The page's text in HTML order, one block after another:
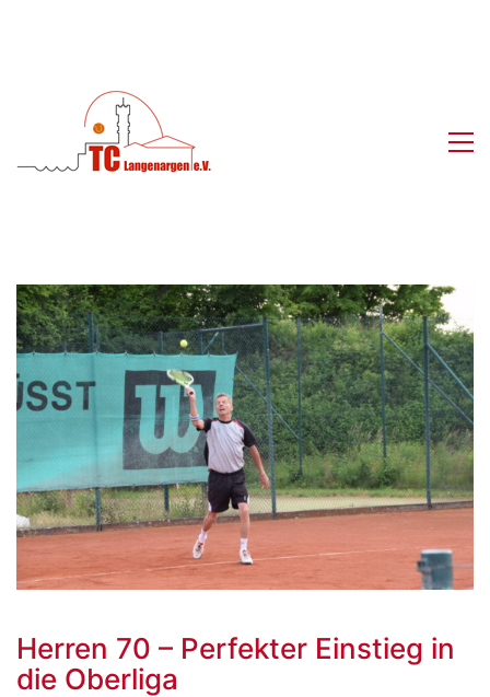
Herren 70 – Perfekter Einstieg in
die Oberliga